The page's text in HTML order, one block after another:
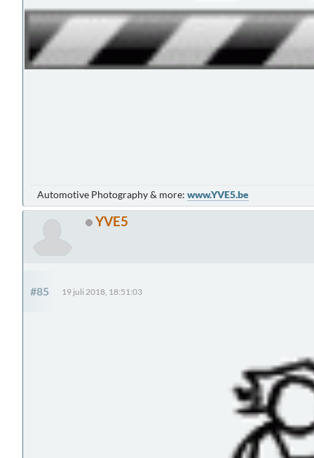
Automotive Photography & more: www.YVE5.be
YVE5
#85 19 juli 2018, 18:51:03